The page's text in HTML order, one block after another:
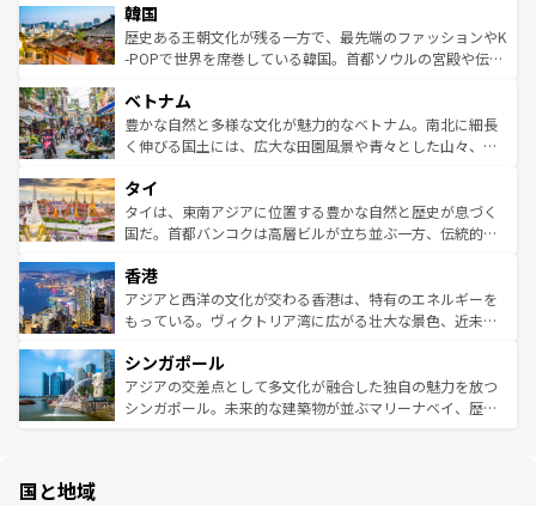
ワイを、存分に味わってほしい。 なお、新着のハワイ情報
はコンテンツ一覧を参照してほしい。
いる。アクティビティも充実しており、サーフィンやダイ
ビング、ハイキングなど、アウトドア好きにはたまらな
い。オーストラリアの多彩な魅力を存分に味わいつくそ
参照してほしい。
ン）、静ひつな山岳地帯である台湾東部など、都市の喧騒
と山間の静けさが共存しており、訪れる人に新しい発見と
驚きをもたらしてくれる。また、奥深い台湾の食文化も魅
容にもいいと評判のスイーツなど、バラエティ豊かな料理
が味わえる。 なお、新着の台湾情報は コンテンツ一覧を参
照してほしい。
韓国
歴史ある王朝文化が残る一方で、最先端のファッションやK
-POPで世界を席巻している韓国。首都ソウルの宮殿や伝統
き、地方に足を延ばせば四季折々の自然美を楽しむことが
できる。そして、キムチや焼肉、絶品のストリートフード
まで、さまざまな韓国料理が待っている。夜には、韓国な
リティに包まれながら、韓国の多彩な魅力を心ゆくまで味
わってみてほしい。 なお、新着の韓国情報はコンテンツ一
覧を参照してほしい。
ベトナム
豊かな自然と多様な文化が魅力的なベトナム。南北に細長
く伸びる国土には、広大な田園風景や青々とした山々、世
急速な発展と共に伝統が息づく。ハノイの古い町並みやホ
ーチミン市のフランス統治時代の建物も、独特の雰囲気を
醸し出している。また、バラエティの豊かさとおいしさで
とつ。フォーやバインミー、ベトナムコーヒーなどは、ぜ
ひ現地で味わいたい。どの地域を訪れてもあたたかい人々
が旅行者を迎えてくれるので、きっと忘れられない旅にな
参照してほしい。
タイ
タイは、東南アジアに位置する豊かな自然と歴史が息づく
国だ。首都バンコクは高層ビルが立ち並ぶ一方、伝統的な
の活気が交差している。北部ではチェンマイなどの山岳地
帯で自然と触れ合い、南部ではプーケットやクラビの美し
いビーチでリゾート気分を楽しむことができる。タイ料理
激する。気候は一年中温暖で、どの季節にも異なる楽しみ
が待っている。親しみやすいタイの人々、仏教を中心とし
た文化、そして多様な観光資源が、訪れる旅人を魅了し続
香港
アジアと西洋の文化が交わる香港は、特有のエネルギーを
もっている。ヴィクトリア湾に広がる壮大な景色、近未来
み、どこを訪れても感動するはず。観光スポットが密集し
ており、効率よく見どころを回れるのも魅力。息をのむよ
うな絶景から文化的な体験まで、香港を存分に楽しみ尽く
シンガポール
アジアの交差点として多文化が融合した独自の魅力を放つ
シンガポール。未来的な建築物が並ぶマリーナベイ、歴史
国と地域